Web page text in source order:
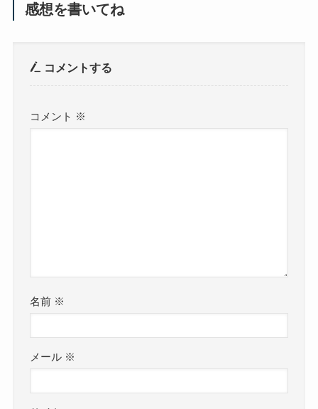
感想を書いてね
コメントする
コメント ※
名前 ※
メール ※